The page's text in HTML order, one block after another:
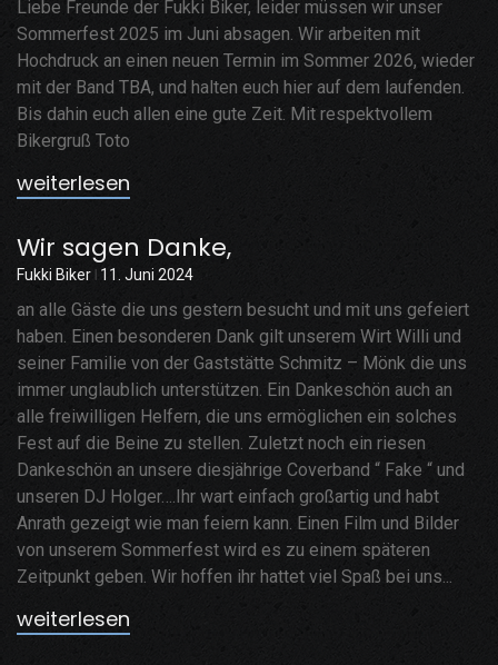
Liebe Freunde der Fukki Biker, leider müssen wir unser
Sommerfest 2025 im Juni absagen. Wir arbeiten mit
Hochdruck an einen neuen Termin im Sommer 2026, wieder
mit der Band TBA, und halten euch hier auf dem laufenden.
Bis dahin euch allen eine gute Zeit. Mit respektvollem
Bikergruß Toto
weiterlesen
Wir sagen Danke,
Fukki Biker 11. Juni 2024
an alle Gäste die uns gestern besucht und mit uns gefeiert
haben. Einen besonderen Dank gilt unserem Wirt Willi und
seiner Familie von der Gaststätte Schmitz – Mönk die uns
immer unglaublich unterstützen. Ein Dankeschön auch an
alle freiwilligen Helfern, die uns ermöglichen ein solches
Fest auf die Beine zu stellen. Zuletzt noch ein riesen
Dankeschön an unsere diesjährige Coverband “ Fake “ und
unseren DJ Holger….Ihr wart einfach großartig und habt
Anrath gezeigt wie man feiern kann. Einen Film und Bilder
von unserem Sommerfest wird es zu einem späteren
Zeitpunkt geben. Wir hoffen ihr hattet viel Spaß bei uns...
weiterlesen